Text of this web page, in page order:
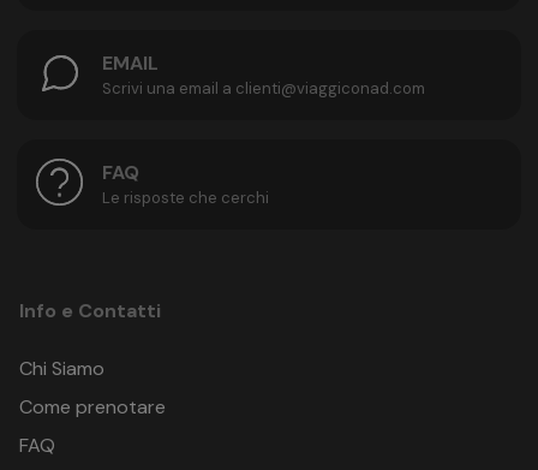
EMAIL
Scrivi una email a clienti@viaggiconad.com
FAQ
Le risposte che cerchi
Info e Contatti
Chi Siamo
Come prenotare
FAQ